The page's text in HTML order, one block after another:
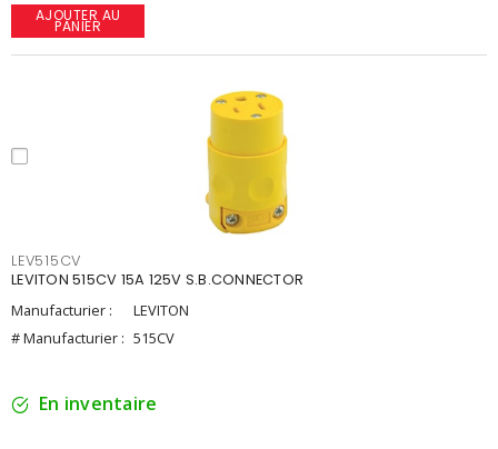
AJOUTER AU
PANIER
LEV515CV
LEVITON 515CV 15A 125V S.B.CONNECTOR
Manufacturier :
LEVITON
# Manufacturier : 515CV
En inventaire